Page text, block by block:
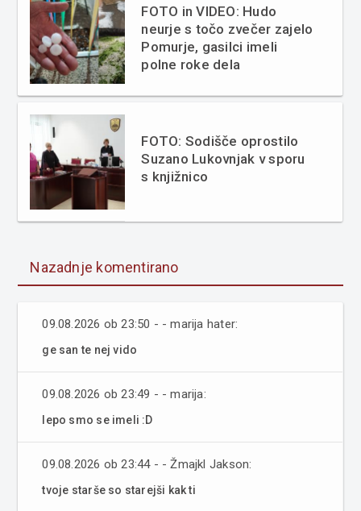
FOTO in VIDEO: Hudo
neurje s točo zvečer zajelo
Pomurje, gasilci imeli
polne roke dela
FOTO: Sodišče oprostilo
Suzano Lukovnjak v sporu
s knjižnico
Nazadnje komentirano
09.08.2026 ob 23:50 - - marija hater:
ge san te nej vido
09.08.2026 ob 23:49 - - marija:
lepo smo se imeli :D
09.08.2026 ob 23:44 - - Žmajkl Jakson:
tvoje starše so starejši kak ti